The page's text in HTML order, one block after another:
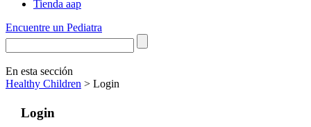
Tienda aap
Encuentre un Pediatra
En esta sección
Healthy Children > Login
Login